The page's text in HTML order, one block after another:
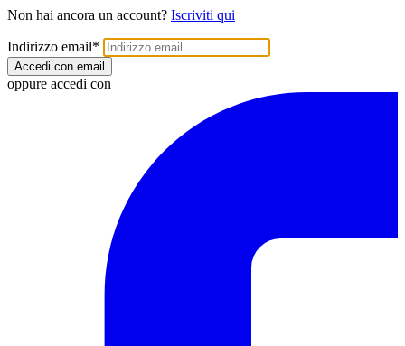
Non hai ancora un account? Iscriviti qui
Indirizzo email*
Accedi con email
oppure accedi con